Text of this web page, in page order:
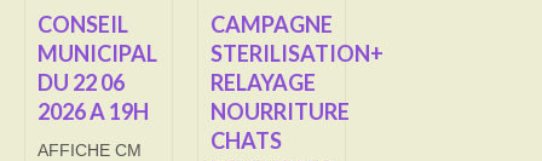
Cimetière
Culte
Correspondants de presse
CONSEIL
MUNICIPAL
DU 22 06
2026 A 19H
AFFICHE CM
CAMPAGNE
STERILISATION+
RELAYAGE
NOURRITURE
CHATS